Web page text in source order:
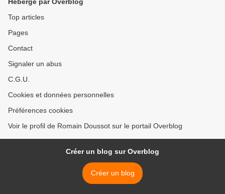
Hébergé par Overblog
Top articles
Pages
Contact
Signaler un abus
C.G.U.
Cookies et données personnelles
Préférences cookies
Voir le profil de Romain Doussot sur le portail Overblog
Créer un blog sur Overblog
Créer un blog